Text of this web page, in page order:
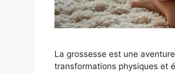
La grossesse est une
transformations physiques et